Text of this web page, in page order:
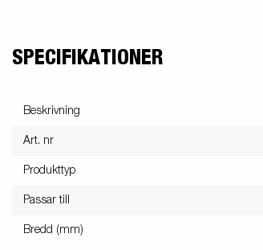
SPECIFIKATIONER
Beskrivning
Art. nr
Produkttyp
Passar till
Bredd (mm)